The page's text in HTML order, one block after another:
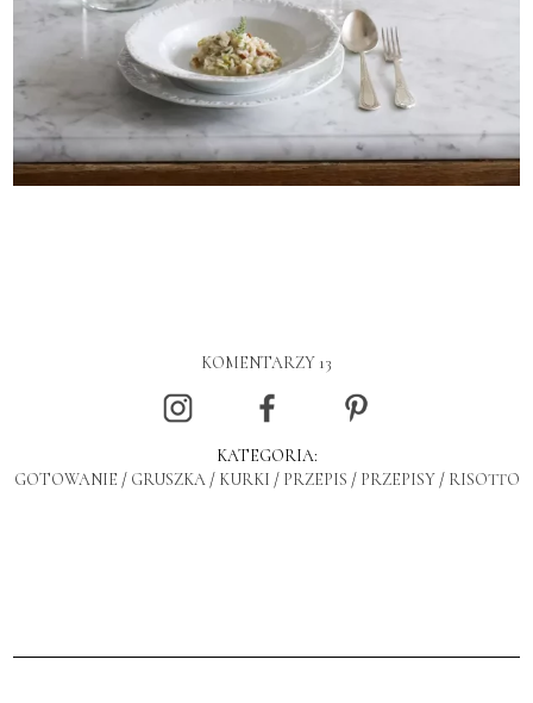
KOMENTARZY 13
KATEGORIA:
GOTOWANIE / GRUSZKA/ KURKI / PRZEPIS / PRZEPISY/ RISOTTO